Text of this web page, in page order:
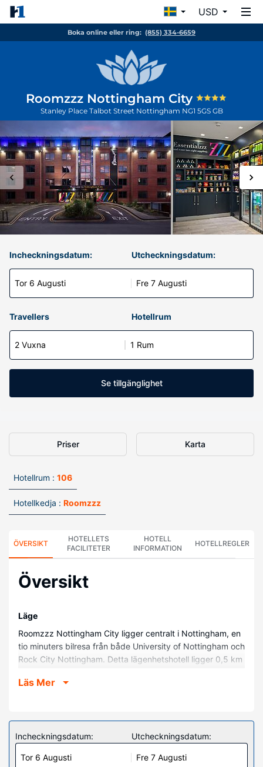
USD
Boka online eller ring: (855) 334-6659
Roomzzz Nottingham City
Stanley Place Talbot Street Nottingham NG1 5GS GB
Incheckningsdatum:
Tor 6 Augusti
Utcheckningsdatum:
Fre 7 Augusti
Travellers Hotellrum
2 Vuxna 1 Rum
Se tillgänglighet
Priser Karta
Hotellrum : 106
Hotellkedja : Roomzzz
ÖVERSIKT
HOTELLETS
FACILITETER
HOTELL
INFORMATION
HOTELLREGLER
Översikt
Läge
Roomzzz Nottingham City ligger centralt i Nottingham, en
tio minuters bilresa från både University of Nottingham och
Rock City Nottingham. Detta lägenhetshotell ligger 0,5 km
Cornerhouse.
Känn dig som hemma i ett av de 106 luftkonditionerade
rummen som har pentry med kylskåp och spishäll. Gratis
wi-fi gör att du kan hålla dig uppkopplad, och en platt-tv
erbjuder underhållning. På rummet finns
Läs Mer
Incheckningsdatum:
Tor 6 Augusti
Utcheckningsdatum:
Fre 7 Augusti